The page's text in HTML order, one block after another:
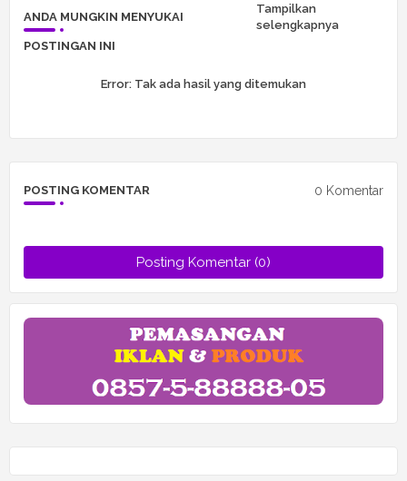
ANDA MUNGKIN MENYUKAI
POSTINGAN INI
Tampilkan
selengkapnya
Error: Tak ada hasil yang ditemukan
POSTING KOMENTAR 0 Komentar
Posting Komentar (0)